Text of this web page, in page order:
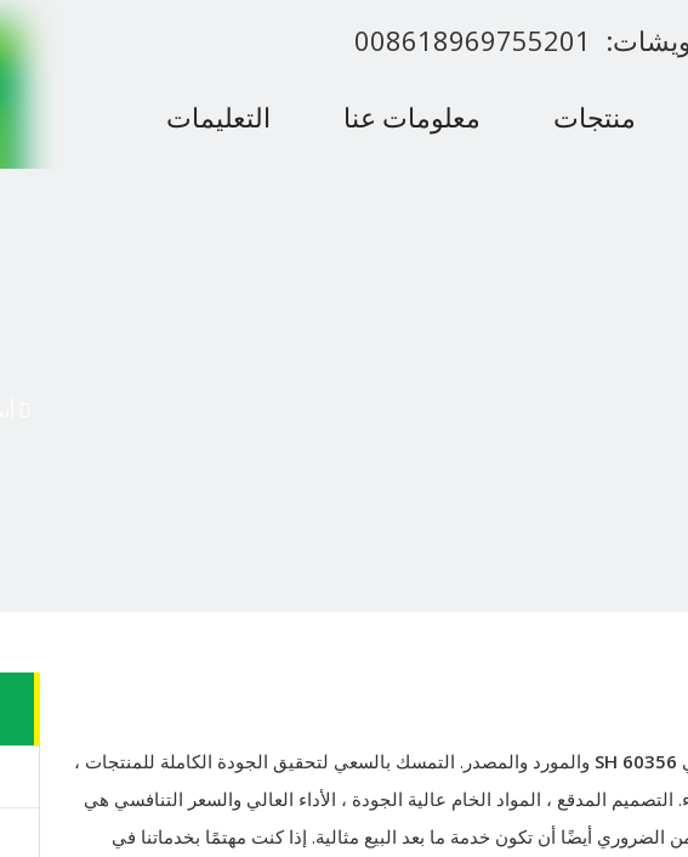
منتجات معلومات عنا
التعليمات
SH 60356 والمورد والمصدر. التمسك بالسعي لتحقيق الجودة الكاملة للمنتجات ،
المدقع ، المواد الخام عالية الجودة ، الأداء العالي والسعر التنافسي هي
الضروري أيضًا أن تكون خدمة ما بعد البيع مثالية. إذا كنت مهتمًا بخدماتنا في